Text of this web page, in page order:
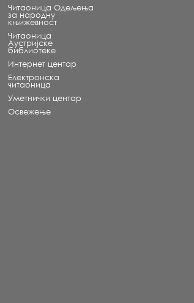
Читаоница Одељења
за народну
књижевност
Читаоница
Аустријске
библиотеке
Интернет центар
Електронска
читаоница
Уметнички центар
Освежење